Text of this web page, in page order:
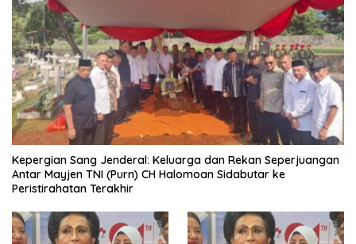
Kepergian Sang Jenderal: Keluarga dan Rekan Seperjuangan
Antar Mayjen TNI (Purn) CH Halomoan Sidabutar ke
Peristirahatan Terakhir